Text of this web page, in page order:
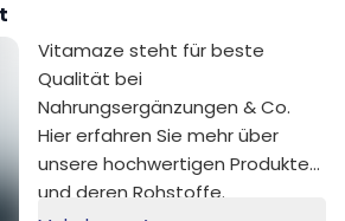
Vitamaze steht für beste
Qualität bei
Nahrungsergänzungen & Co.
Hier erfahren Sie mehr über
unsere hochwertigen Produkte
und deren Rohstoffe.